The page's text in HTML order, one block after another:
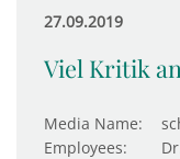
27.09.2019
Viel Kritik
Media Name:
Employees: